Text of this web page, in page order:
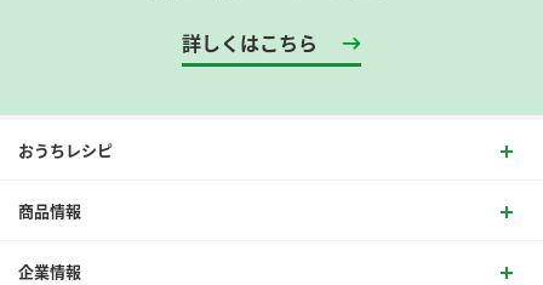
詳しくはこちら
おうちレシピ
商品情報
企業情報